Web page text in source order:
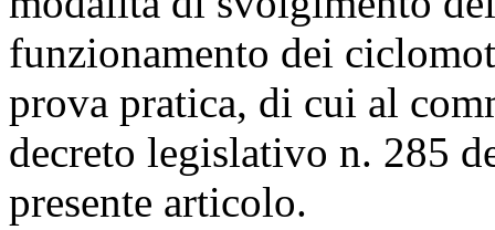
funzionamento dei
prova pratica, di cui al
decreto legislativo n. 285
presente articolo.